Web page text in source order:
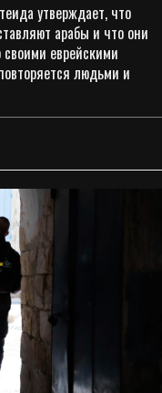
утверждает, что
арабы и что они
еврейскими
людьми и